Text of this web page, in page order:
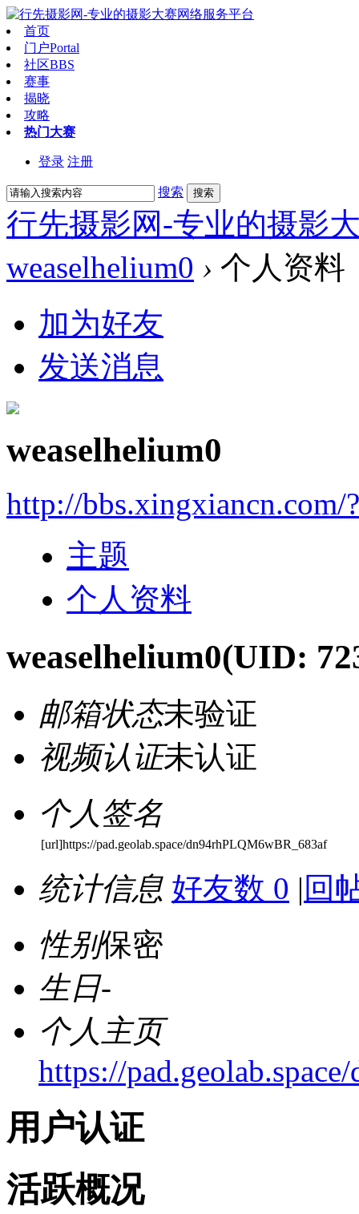
首页
门户Portal
社区BBS
赛事
揭晓
攻略
热门大赛
登录 注册
搜索 搜索
行先摄影网-专业的摄影
weaselhelium0 › 个人资料
加为好友
发送消息
weaselhelium0
http://bbs.xingxiancn.com/
主题
个人资料
weaselhelium0(UID:
邮箱状态未验证
视频认证未认证
个人签名
[url]https://pad.geolab.space/dn94rhPLQM6wBR_683af
统计信息 好友数 0 | 回
性别保密
生日-
个人主页
https://
用户认证
活跃概况